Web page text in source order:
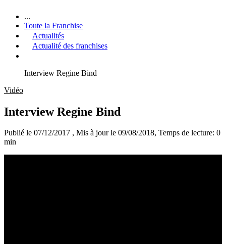
...
Toute la Franchise
Actualités
Actualité des franchises
Interview Regine Bind
Vidéo
Interview Regine Bind
Publié le 07/12/2017 , Mis à jour le 09/08/2018, Temps de lecture: 0
min